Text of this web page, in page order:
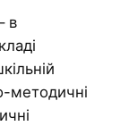
в
методичні